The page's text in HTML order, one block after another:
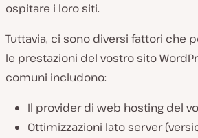
ospitare i loro siti.
Tuttavia, ci sono diversi fattori che
le prestazioni del vostro sito
comuni includono:
Il provider di web hosting del
Ottimizzazioni lato server